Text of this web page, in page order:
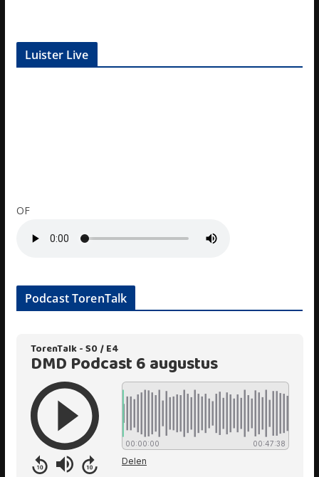
Luister Live
OF
Podcast TorenTalk